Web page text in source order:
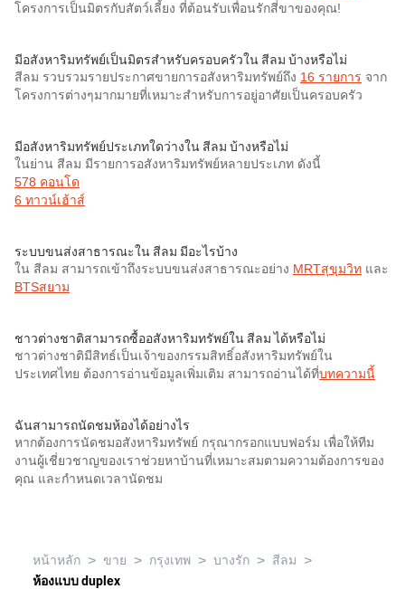
โครงการเป็นมิตรกับสัตว์เลี้ยง ที่ต้อนรับเพื่อนรักสี่ขาของคุณ!
มีอสังหาริมทรัพย์เป็นมิตรสำหรับครอบครัวใน สีลม บ้างหรือไม่
สีลม รวบรวมรายประกาศขายการอสังหาริมทรัพย์ถึง 16 รายการ จาก
โครงการต่างๆมากมายที่เหมาะสำหรับการอยู่อาศัยเป็นครอบครัว
มีอสังหาริมทรัพย์ประเภทใดว่างใน สีลม บ้างหรือไม่
ในย่าน สีลม มีรายการอสังหาริมทรัพย์หลายประเภท ดังนี้
578 คอนโด
6 ทาวน์เฮ้าส์
ระบบขนส่งสาธารณะใน สีลม มีอะไรบ้าง
ใน สีลม สามารถเข้าถึงระบบขนส่งสาธารณะอย่าง MRTสุขุมวิท และ
BTSสยาม
ชาวต่างชาติสามารถซื้ออสังหาริมทรัพย์ใน สีลม ได้หรือไม่
ชาวต่างชาติมีสิทธ์เป็นเจ้าของกรรมสิทธิ์อสังหาริมทรัพย์ใน
ประเทศไทย ต้องการอ่านข้อมูลเพิ่มเติม สามารถอ่านได้ที่บทความนี้
ฉันสามารถนัดชมห้องได้อย่างไร
หากต้องการนัดชมอสังหาริมทรัพย์ กรุณากรอกแบบฟอร์ม เพื่อให้ทีม
งานผู้เชี่ยวชาญของเราช่วยหาบ้านที่เหมาะสมตามความต้องการของ
คุณ และกำหนดเวลานัดชม
หน้าหลัก > ขาย > กรุงเทพ > บางรัก > สีลม >
ห้องแบบ duplex